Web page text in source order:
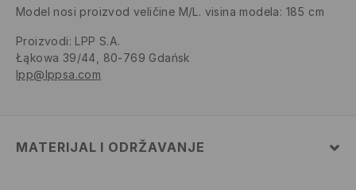
Model nosi proizvod veličine M/L. visina modela: 185 cm
Proizvodi: LPP S.A.
Łąkowa 39/44, 80-769 Gdańsk
lpp@lppsa.com
MATERIJAL I ODRŽAVANJE